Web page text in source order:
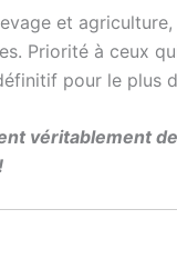
et
Priorité à ceux
pour le plus
véritablement